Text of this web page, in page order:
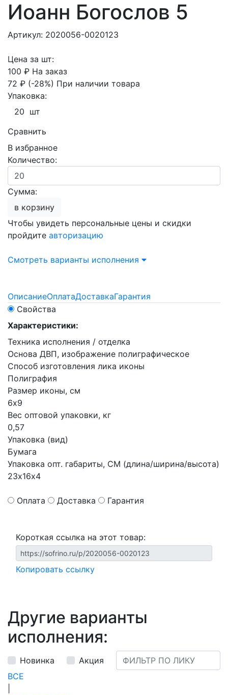
Иоанн Богослов 5
Артикул: 2020056-0020123
Цена за шт:
100 ₽ На заказ
72 ₽ (-28%) При наличии товара
Упаковка:
20 шт
Сравнить
В избранное
Количество:
Сумма:
в корзину
Чтобы увидеть персональные цены и скидки
пройдите авторизацию
Смотреть варианты исполнения
ОписаниеОплатаДоставкаГарантия
Свойства
Характеристики:
Техника исполнения / отделка
Основа ДВП, изображение полиграфическое
Способ изготовления лика иконы
Полиграфия
Размер иконы, см
6х9
Вес оптовой упаковки, кг
0,57
Упаковка (вид)
Бумага
Упаковка опт. габариты, СМ (длина/ширина/высота)
23х16х4
Оплата Доставка Гарантия
Короткая ссылка на этот товар:
Копировать ссылку
Другие варианты
исполнения:
Новинка
Акция
ВСЕ